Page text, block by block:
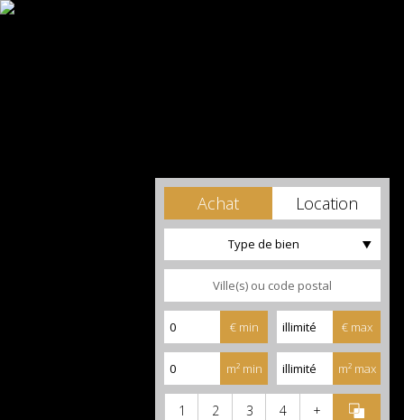
Achat Location
Type de bien
€ min € max
m² min m² max
1 2 3 4 +